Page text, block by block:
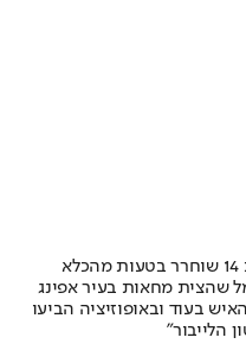
שהצית מחאות בעיר אפינג
בעוד ובאופוזיציה הביעו
הלייבור"